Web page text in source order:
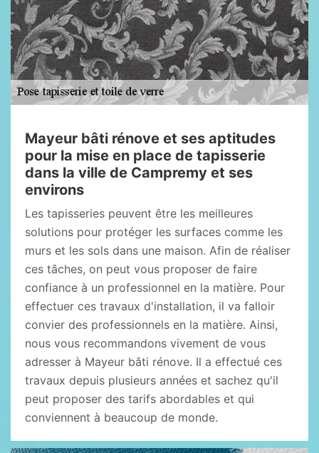
Mayeur bâti rénove et ses aptitudes
pour la mise en place de tapisserie
dans la ville de Campremy et ses
environs
Les tapisseries peuvent être les meilleures
solutions pour protéger les surfaces comme les
murs et les sols dans une maison. Afin de réaliser
ces tâches, on peut vous proposer de faire
confiance à un professionnel en la matière. Pour
effectuer ces travaux d'installation, il va falloir
convier des professionnels en la matière. Ainsi,
nous vous recommandons vivement de vous
adresser à Mayeur bâti rénove. Il a effectué ces
travaux depuis plusieurs années et sachez qu'il
peut proposer des tarifs abordables et qui
conviennent à beaucoup de monde.